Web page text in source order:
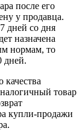
после его
у продавца.
дней со дня
назначена
нормам, то
дней.
товар
купли-продажи